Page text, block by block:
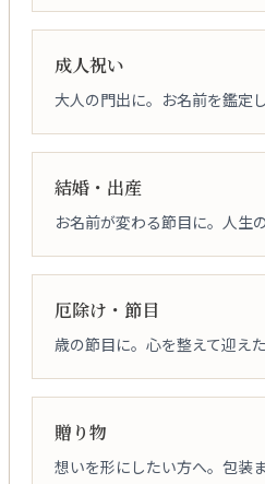
成人祝い
大人の門出に。お名前を鑑定
結婚・出産
お名前が変わる節目に。人生
厄除け・節目
歳の節目に。心を整えて迎えた
贈り物
想いを形にしたい方へ。包装